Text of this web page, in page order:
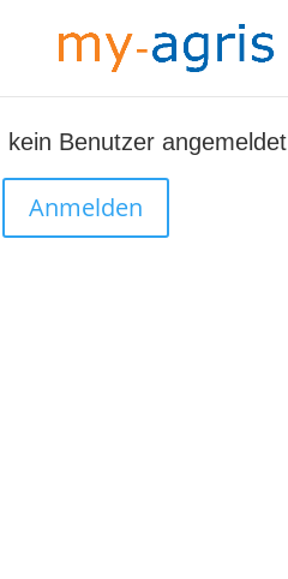
kein Benutzer angemeldet
Anmelden